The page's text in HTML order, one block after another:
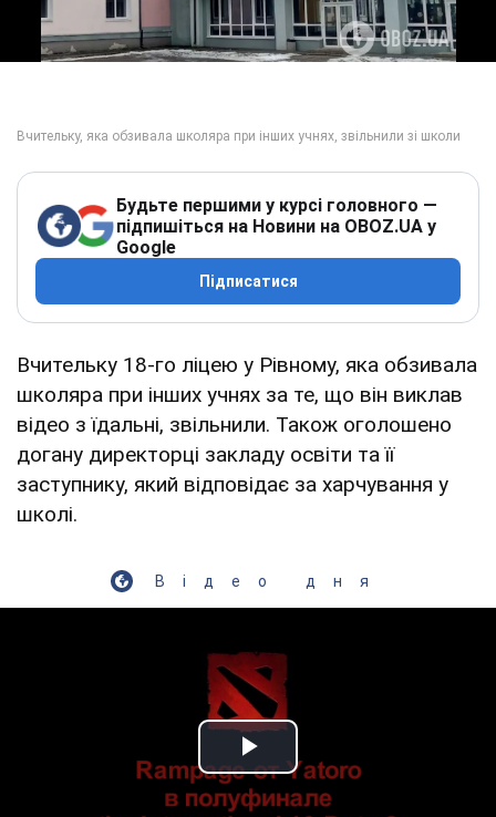
Будьте першими у курсі головного —
підпишіться на Новини на OBOZ.UA у
Google
Підписатися
Вчительку 18-го ліцею у Рівному, яка обзивала
школяра при інших учнях за те, що він виклав
відео з їдальні, звільнили. Також оголошено
догану директорці закладу освіти та її
заступнику, який відповідає за харчування у
школі.
Відео дня
Play Video